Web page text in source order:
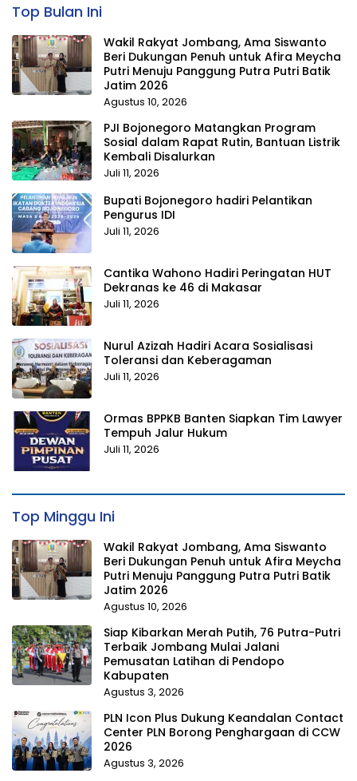
Top Bulan Ini
Wakil Rakyat Jombang, Ama Siswanto
Beri Dukungan Penuh untuk Afira Meycha
Putri Menuju Panggung Putra Putri Batik
Jatim 2026
Agustus 10, 2026
PJI Bojonegoro Matangkan Program
Sosial dalam Rapat Rutin, Bantuan Listrik
Kembali Disalurkan
Juli 11, 2026
Bupati Bojonegoro hadiri Pelantikan
Pengurus IDI
Juli 11, 2026
Cantika Wahono Hadiri Peringatan HUT
Dekranas ke 46 di Makasar
Juli 11, 2026
Nurul Azizah Hadiri Acara Sosialisasi
Toleransi dan Keberagaman
Juli 11, 2026
Ormas BPPKB Banten Siapkan Tim Lawyer
Tempuh Jalur Hukum
Juli 11, 2026
Top Minggu Ini
Wakil Rakyat Jombang, Ama Siswanto
Beri Dukungan Penuh untuk Afira Meycha
Putri Menuju Panggung Putra Putri Batik
Jatim 2026
Agustus 10, 2026
Siap Kibarkan Merah Putih, 76 Putra-Putri
Terbaik Jombang Mulai Jalani
Pemusatan Latihan di Pendopo
Kabupaten
Agustus 3, 2026
PLN Icon Plus Dukung Keandalan Contact
Center PLN Borong Penghargaan di CCW
2026
Agustus 3, 2026